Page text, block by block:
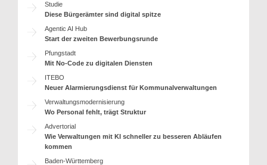
Studie
Diese Bürgerämter sind digital spitze
Agentic AI Hub
Start der zweiten Bewerbungsrunde
Pfungstadt
Mit No-Code zu digitalen Diensten
ITEBO
Neuer Alarmierungsdienst für Kommunalverwaltungen
Verwaltungsmodernisierung
Wo Personal fehlt, trägt Struktur
Advertorial
Wie Verwaltungen mit KI schneller zu besseren Abläufen
kommen
Baden-Württemberg